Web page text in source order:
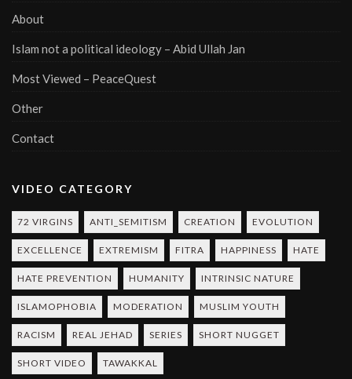
About
Islam not a political ideology – Abid Ullah Jan
Most Viewed – PeaceQuest
Other
Contact
VIDEO CATEGORY
72 VIRGINS ANTI_SEMITISM CREATION EVOLUTION
EXCELLENCE EXTREMISM FITRA HAPPINESS HATE
HATE PREVENTION HUMANITY INTRINSIC NATURE
ISLAMOPHOBIA MODERATION MUSLIM YOUTH
RACISM REAL JEHAD SERIES SHORT NUGGET
SHORT VIDEO TAWAKKAL